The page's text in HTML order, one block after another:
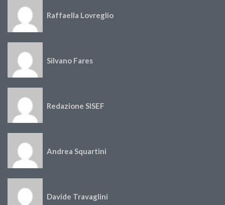
Raffaella Lovreglio
Silvano Fares
Redazione SISEF
Andrea Squartini
Davide Travaglini